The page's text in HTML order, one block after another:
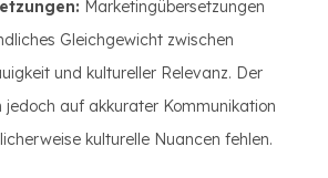
Marketingübersetzungen
Gleichgewicht zwischen
und kultureller Relevanz. Der
jedoch auf akkurater Kommunikation
kulturelle Nuancen fehlen.